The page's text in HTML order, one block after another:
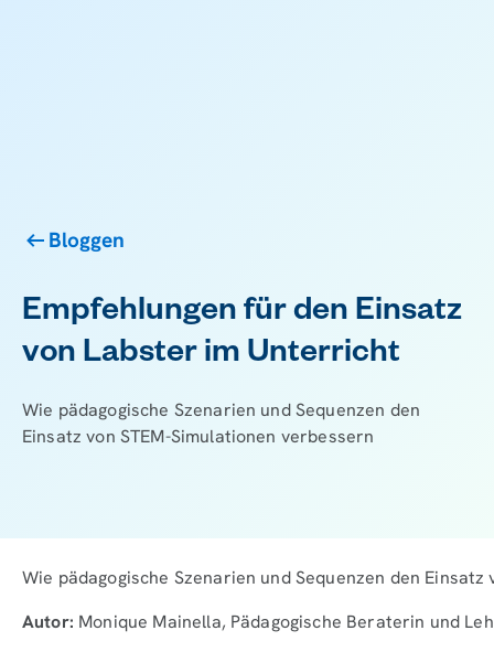
Bloggen
Empfehlungen für den Einsatz
von Labster im Unterricht
Wie pädagogische Szenarien und Sequenzen den
Einsatz von STEM-Simulationen verbessern
Wie pädagogische Szenarien und Sequenzen den
Autor: Monique Mainella, Pädagogische Beraterin und